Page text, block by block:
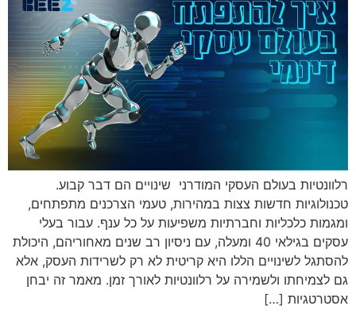
רלוונטיות בעולם העסקי המודרני שינויים הם דבר קבוע.
טכנולוגיות חדשות צצות במהירות, טעמי הצרכנים מתפתחים,
ומגמות כלכליות וחברתיות משפיעות על כל ענף. עבור בעלי
עסקים בגילאי 40 ומעלה, עם ניסיון רב שנים מאחוריהם, היכולת
להסתגל לשינויים הללו היא קריטית לא רק לשרידות העסק, אלא
גם לצמיחתו ולשמירה על רלוונטיות לאורך זמן. מאמר זה יבחן
אסטרטגיות […]